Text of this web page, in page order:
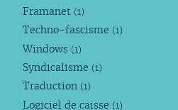
Framanet (1)
Techno-fascisme (1)
Windows (1)
Syndicalisme (1)
Traduction (1)
Logiciel de caisse (1)